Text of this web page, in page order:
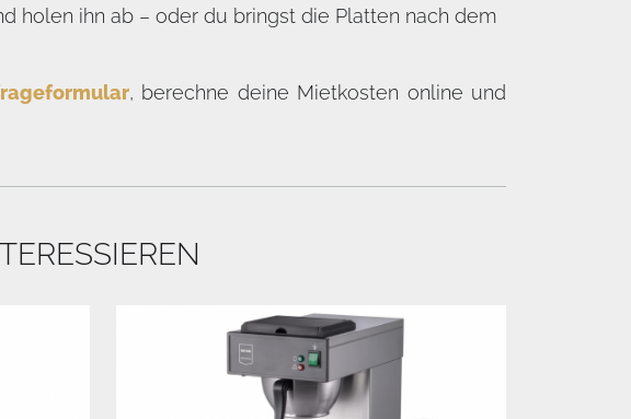
holen ihn ab – oder du bringst die Platten nach dem
, berechne deine Mietkosten online und